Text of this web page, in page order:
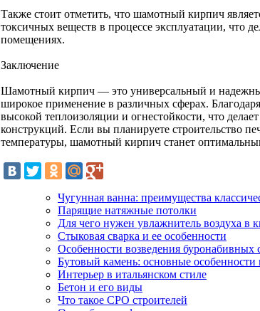
Также стоит отметить, что шамотный кирпич
токсичных веществ в процессе эксплуатации, что
помещениях.
Заключение
Шамотный кирпич — это универсальный и
широкое применение в различных сферах.
высокой теплоизоляции и огнестойкости, что
конструкций. Если вы планируете строительство
температуры, шамотный кирпич станет
Чугунная ванна: преимущества
Парящие натяжные потолки
Для чего нужен увлажнитель воздуха в
Стыковая сварка и ее особенности
Особенности возведения буронабивных
Бутовый камень: основные особенности
Интерьер в итальянском стиле
Бетон и его виды
Что такое СРО строителей